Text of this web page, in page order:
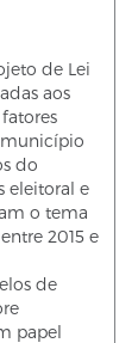
de Lei
aos
município
do
eleitoral e
o tema
2015 e
de
papel